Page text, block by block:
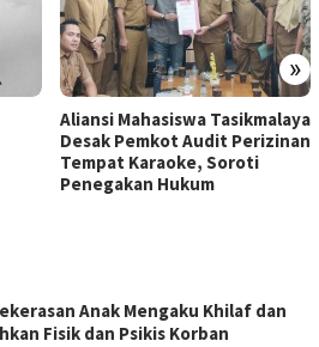
»
Aliansi Mahasiswa Tasikmalaya
Desak Pemkot Audit Perizinan
Tempat Karaoke, Soroti
Penegakan Hukum
Anak Mengaku Khilaf dan
Fisik dan Psikis Korban